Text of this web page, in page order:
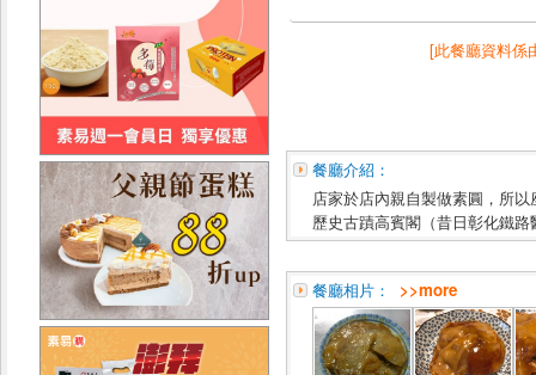
[此餐廳資料係
餐廳介紹：
店家於店內親自製做素圓，所
歷史古蹟高賓閣（昔日彰化鐵路
餐廳相片： >>more